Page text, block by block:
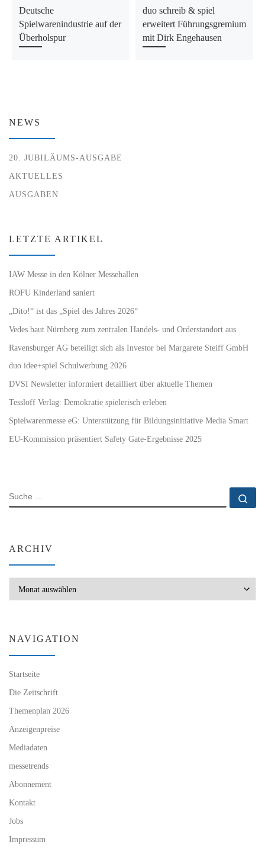
Deutsche
Spielwarenindustrie auf der
Überholspur
duo schreib & spiel
erweitert Führungsgremium
mit Dirk Engehausen
NEWS
20. JUBILÄUMS-AUSGABE
AKTUELLES
AUSGABEN
LETZTE ARTIKEL
IAW Messe in den Kölner Messehallen
ROFU Kinderland saniert
„Dito!“ ist das „Spiel des Jahres 2026“
Vedes baut Nürnberg zum zentralen Handels- und Orderstandort aus
Ravensburger AG beteiligt sich als Investor bei Margarete Steiff GmbH
duo idee+spiel Schulwerbung 2026
DVSI Newsletter informiert detailliert über aktuelle Themen
Tessloff Verlag: Demokratie spielerisch erleben
Spielwarenmesse eG: Unterstützung für Bildungsinitiative Media Smart
EU-Kommission präsentiert Safety Gate-Ergebnisse 2025
SUCHE
ARCHIV
NAVIGATION
Startseite
Die Zeitschrift
Themenplan 2026
Anzeigenpreise
Mediadaten
messetrends
Abonnement
Kontakt
Jobs
Impressum